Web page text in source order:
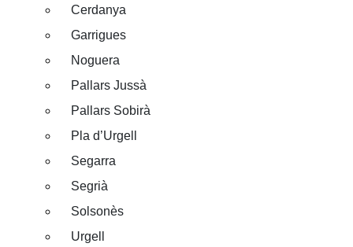
Cerdanya
Garrigues
Noguera
Pallars Jussà
Pallars Sobirà
Pla d’Urgell
Segarra
Segrià
Solsonès
Urgell